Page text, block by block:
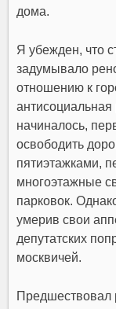
дома.
Я убежден, что
задумывало
отношению к
антисоциальная
начиналось,
освободить
пятиэтажками,
многоэтажные
парковок.
умерив свои
депутатских
москвичей.
Предшествовал